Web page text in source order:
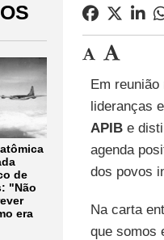
de
"Não
era
Em
lideranças
APIBe
agenda
dos povos
Na carta
que somos